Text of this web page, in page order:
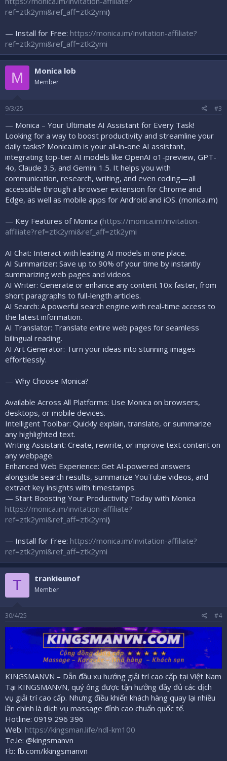
ref=ztk2ymi&ref_aff=ztk2ymi)
— Install for Free: https://monica.im/invitation-affiliate?
ref=ztk2ymi&ref_aff=ztk2ymi
M Monica lob
Member
9/3/25 #3
— Monica – Your Ultimate AI Assistant for Every Task!
Looking for a way to boost productivity and streamline your
daily tasks? Monica.im is your all-in-one AI assistant,
integrating top-tier AI models like OpenAI o1-preview, GPT-
4o, Claude 3.5, and Gemini 1.5. It helps you with
communication, research, writing, and even coding—all
accessible through a browser extension for Chrome and
Edge, as well as mobile apps for Android and iOS. (monica.im)
— Key Features of Monica (https://monica.im/invitation-
affiliate?ref=ztk2ymi&ref_aff=ztk2ymi
AI Chat: Interact with leading AI models in one place.
AI Summarizer: Save up to 90% of your time by instantly
summarizing web pages and videos.
AI Writer: Generate or enhance any content 10x faster, from
short paragraphs to full-length articles.
AI Search: A powerful search engine with real-time access to
the latest information.
AI Translator: Translate entire web pages for seamless
bilingual reading.
AI Art Generator: Turn your ideas into stunning images
effortlessly.
— Why Choose Monica?
Available Across All Platforms: Use Monica on browsers,
desktops, or mobile devices.
Intelligent Toolbar: Quickly explain, translate, or summarize
any highlighted text.
Writing Assistant: Create, rewrite, or improve text content on
any webpage.
Enhanced Web Experience: Get AI-powered answers
alongside search results, summarize YouTube videos, and
extract key insights with timestamps.
— Start Boosting Your Productivity Today with Monica
https://monica.im/invitation-affiliate?
ref=ztk2ymi&ref_aff=ztk2ymi)
— Install for Free: https://monica.im/invitation-affiliate?
ref=ztk2ymi&ref_aff=ztk2ymi
T trankieunof
Member
30/4/25 #4
KINGSMANVN – Dẫn đầu xu hướng giải trí cao cấp tại Việt Nam
Tại KINGSMANVN, quý ông được tận hưởng đầy đủ các dịch
vụ giải trí cao cấp. Nhưng điều khiến khách hàng quay lại nhiều
lần chính là dịch vụ massage đỉnh cao chuẩn quốc tế.
Hotline: 0919 296 396
Web: https://kingsman.life/ndl-km100
Te.le: @kingsmanvn
Fb: fb.com/kkingsmanvn